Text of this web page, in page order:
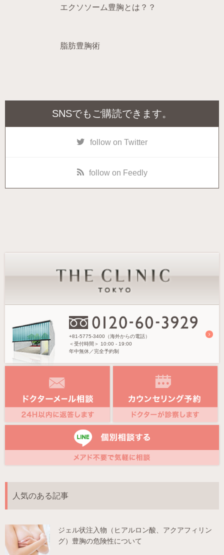
エクソソーム豊胸とは？？
脂肪豊胸術
SNSでもご購読できます。
follow on Twitter
follow on Feedly
+81-5775-3400（海外からの電話）
＜受付時間＞ 10:00 - 19:00
年中無休／完全予約制
人気のある記事
ジェル状注入物（ヒアルロン酸、アクアフィリン
グ）豊胸の危険性について